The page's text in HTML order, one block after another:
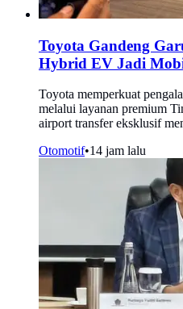
Toyota Gandeng
Hybrid EV Jadi
Toyota memperkuat
melalui layanan premium
airport transfer eksklusif
Otomotif•14 jam lalu